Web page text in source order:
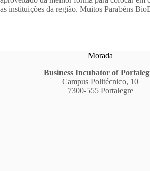
as instituições da região. Muitos Parabéns
Morada
Business Incubator of
Campus Politécnico, 10
7300-555 Portalegre